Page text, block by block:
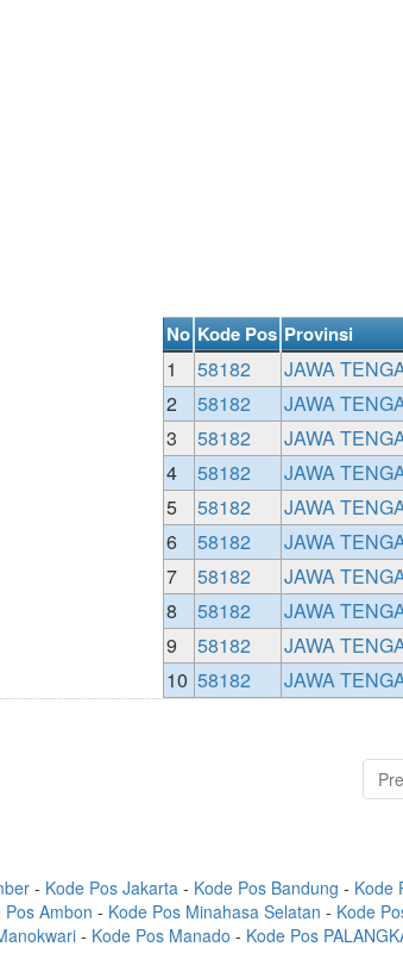
No Kode Pos Provinsi
1 58182 JAWA
2
58182 JAWA
3
58182 JAWA
4
58182 JAWA
5
58182 JAWA
6
58182 JAWA
7
58182 JAWA
8
58182 JAWA
9
58182 JAWA
10 58182 JAWA
- Kode Pos Jakarta - Kode Pos Bandung - Kode
Pos Ambon - Kode Pos Minahasa Selatan - Kode
- Kode Pos Manado - Kode Pos